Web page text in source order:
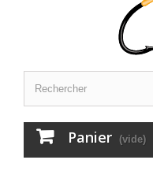
Panier (vide)